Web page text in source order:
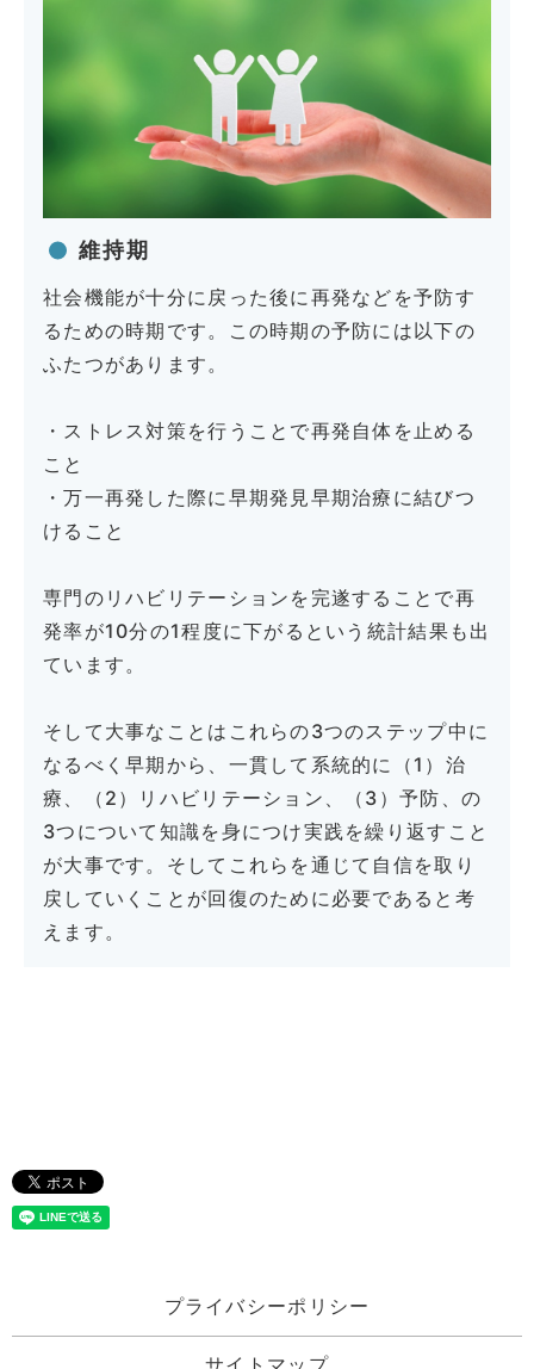
維持期
社会機能が十分に戻った後に再発などを予防す
るための時期です。この時期の予防には以下の
ふたつがあります。
・ストレス対策を行うことで再発自体を止める
こと
・万一再発した際に早期発見早期治療に結びつ
けること
専門のリハビリテーションを完遂することで再
発率が10分の1程度に下がるという統計結果も出
ています。
そして大事なことはこれらの3つのステップ中に
なるべく早期から、一貫して系統的に（1）治
療、（2）リハビリテーション、（3）予防、の
3つについて知識を身につけ実践を繰り返すこと
が大事です。そしてこれらを通じて自信を取り
戻していくことが回復のために必要であると考
えます。
プライバシーポリシー
サイトマップ